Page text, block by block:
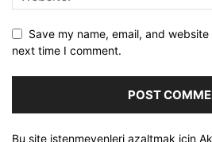
Save my name, email, and
next time I comment.
Bu site istenmeyenleri azaltmak için